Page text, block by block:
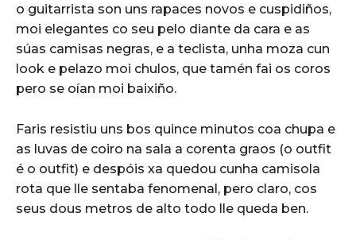
o guitarrista son uns rapaces novos e cuspidiños,
moi elegantes co seu pelo diante da cara e as
súas camisas negras, e a teclista, unha moza cun
look e pelazo moi chulos, que tamén fai os coros
pero se oían moi baixiño.
Faris resistiu uns bos quince minutos coa chupa e
as luvas de coiro na sala a corenta graos (o outfit
é o outfit) e despóis xa quedou cunha camisola
rota que lle sentaba fenomenal, pero claro, cos
seus dous metros de alto todo lle queda ben.